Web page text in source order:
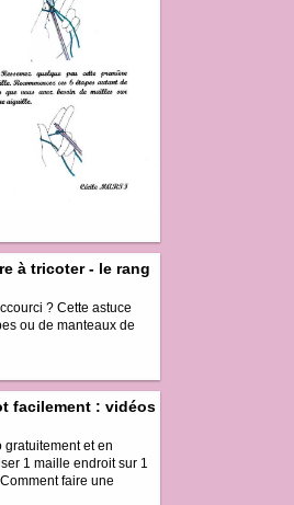
à tricoter - le rang
? Cette astuce
ou de manteaux de
facilement : vidéos
et en
1 maille endroit sur 1
faire une